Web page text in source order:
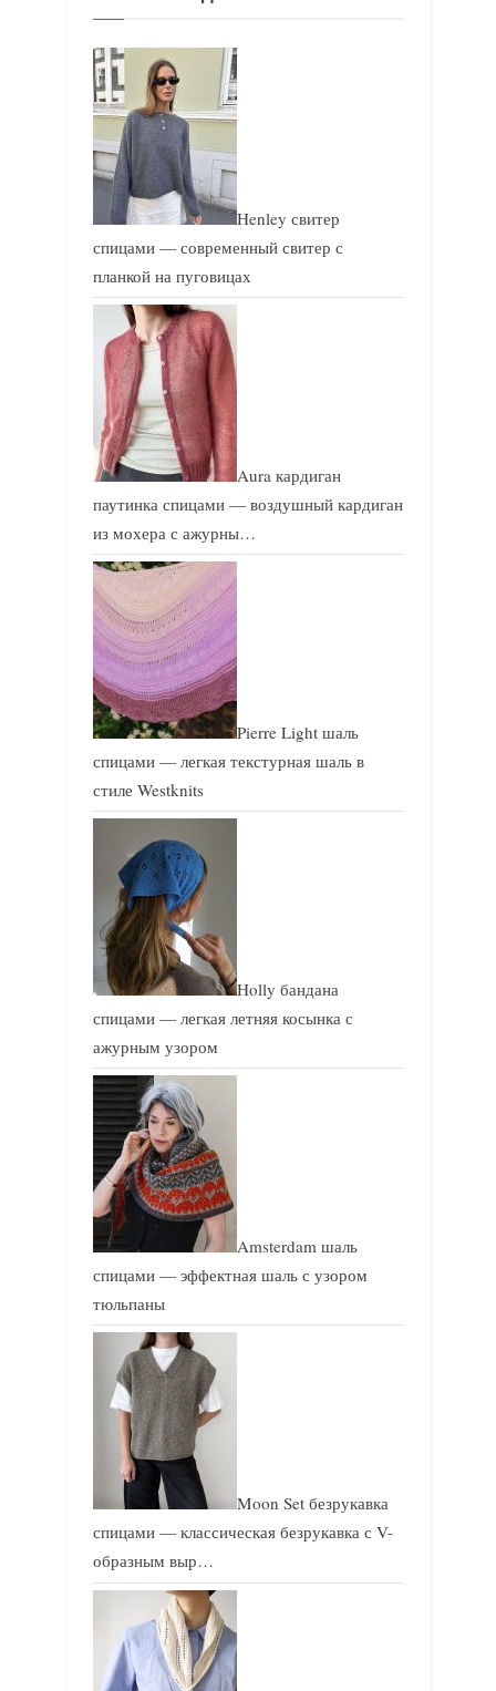
а
я
з
п
и
с
:
Henley свитер
спицами — современный свитер с
планкой на пуговицах
Aura кардиган
паутинка спицами — воздушный кардиган
из мохера с ажурны…
Pierre Light шаль
спицами — легкая текстурная шаль в
стиле Westknits
Holly бандана
спицами — легкая летняя косынка с
ажурным узором
Amsterdam шаль
спицами — эффектная шаль с узором
тюльпаны
Moon Set безрукавка
спицами — классическая безрукавка с V-
образным выр…